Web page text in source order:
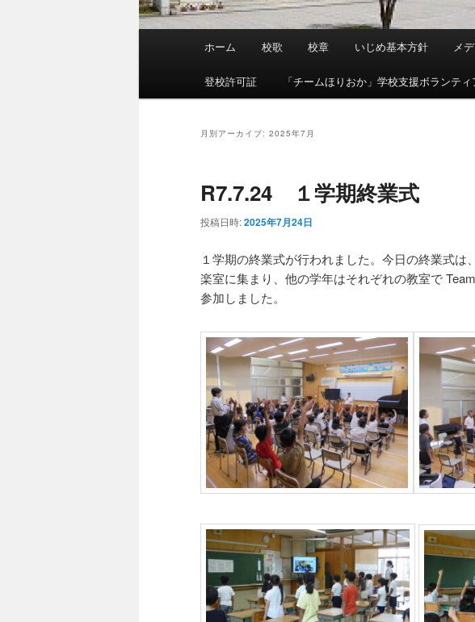
メ
ホーム 校歌 校章 いじめ基本方針 メ
登校許可証 「チームほりおか」学校支援ボランテ
月別アーカイブ: 2025年7月
R7.7.24 １学期終業式
投稿日時:2025年7月24日
１学期の終業式が行われました。今日の終業式
楽室に集まり、他の学年はそれぞれの教室で
参加しました。